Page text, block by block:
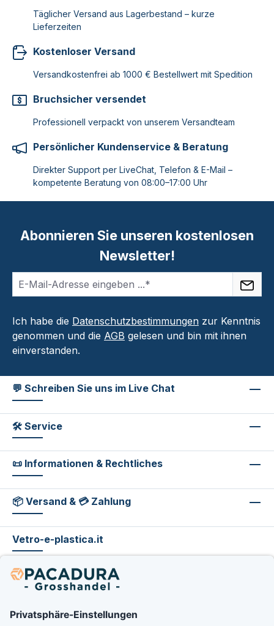
Täglicher Versand aus Lagerbestand – kurze
Lieferzeiten
Kostenloser Versand
Versandkostenfrei ab 1000 € Bestellwert mit Spedition
Bruchsicher versendet
Professionell verpackt von unserem Versandteam
Persönlicher Kundenservice & Beratung
Direkter Support per LiveChat, Telefon & E-Mail –
kompetente Beratung von 08:00–17:00 Uhr
Abonnieren Sie unseren kostenlosen
Newsletter!
Ich habe die Datenschutzbestimmungen zur Kenntnis
genommen und die AGB gelesen und bin mit ihnen
einverstanden.
💬 Schreiben Sie uns im Live Chat
🛠 Service
📜 Informationen & Rechtliches
📦 Versand & 💳 Zahlung
Vetro-e-plastica.it